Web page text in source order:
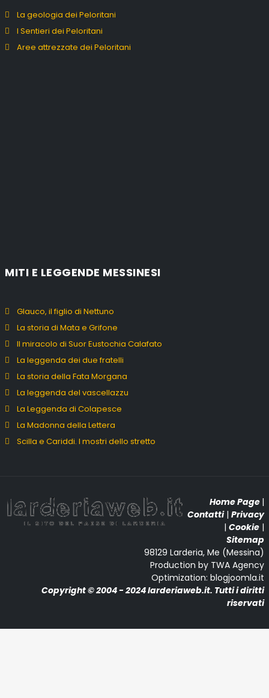
La geologia dei Peloritani
I Sentieri dei Peloritani
Aree attrezzate dei Peloritani
MITI E LEGGENDE MESSINESI
Glauco, il figlio di Nettuno
La storia di Mata e Grifone
Il miracolo di Suor Eustochia Calafato
La leggenda dei due fratelli
La storia della Fata Morgana
La leggenda del vascellazzu
La Leggenda di Colapesce
La Madonna della Lettera
Scilla e Cariddi. I mostri dello stretto
Home Page |
Contatti| Privacy
| Cookie |
Sitemap
98129 Larderia, Me (Messina)
Production by TWA Agency
Optimization: blogjoomla.it
Copyright © 2004 - 2024 larderiaweb.it. Tutti i diritti
riservati